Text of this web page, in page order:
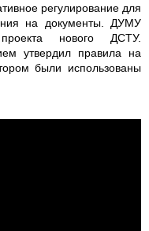
регулирование для
на документы. ДУМУ
нового ДСТУ.
утвердил правила на
были использованы